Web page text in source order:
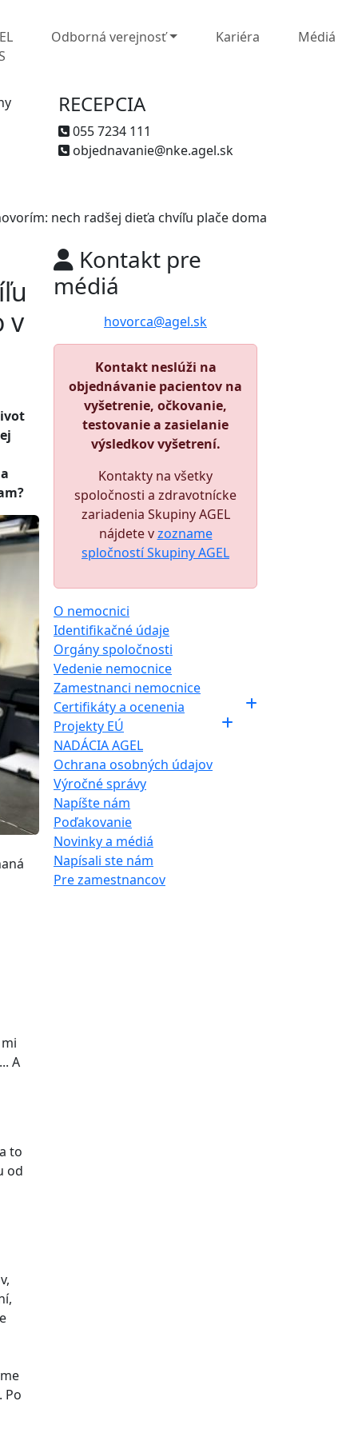
Odborná verejnosť Kariéra Médiá
RECEPCIA
055 7234 111
objednavanie@nke.agel.sk
nech radšej dieťa chvíľu plače doma
v
A
to
od
Po
Kontakt pre
médiá
hovorca@agel.sk
Kontakt neslúži na
objednávanie pacientov na
vyšetrenie, očkovanie,
testovanie a zasielanie
výsledkov vyšetrení.
Kontakty na všetky
spoločnosti a zdravotnícke
zariadenia Skupiny AGEL
nájdete vzozname
spločností Skupiny AGEL
O nemocnici
Identifikačné údaje
Orgány spoločnosti
Vedenie nemocnice
Zamestnanci nemocnice
Certifikáty a ocenenia
Projekty EÚ
NADÁCIA AGEL
Ochrana osobných údajov
Výročné správy
Napíšte nám
Poďakovanie
Novinky a médiá
Napísali ste nám
Pre zamestnancov